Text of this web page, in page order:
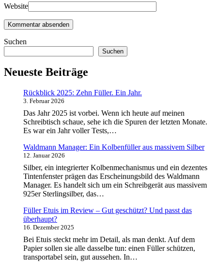
Website
Kommentar absenden
Suchen
Suchen
Neueste Beiträge
Rückblick 2025: Zehn Füller. Ein Jahr.
3. Februar 2026
Das Jahr 2025 ist vorbei. Wenn ich heute auf meinen
Schreibtisch schaue, sehe ich die Spuren der letzten Monate.
Es war ein Jahr voller Tests,…
Waldmann Manager: Ein Kolbenfüller aus massivem Silber
12. Januar 2026
Silber, ein integrierter Kolbenmechanismus und ein dezentes
Tintenfenster prägen das Erscheinungsbild des Waldmann
Manager. Es handelt sich um ein Schreibgerät aus massivem
925er Sterlingsilber, das…
Füller Etuis im Review – Gut geschützt? Und passt das
überhaupt?
16. Dezember 2025
Bei Etuis steckt mehr im Detail, als man denkt. Auf dem
Papier sollen sie alle dasselbe tun: einen Füller schützen,
transportabel sein, gut aussehen. In…